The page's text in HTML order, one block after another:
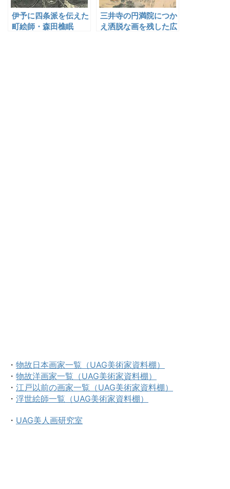
伊予に四条派を伝えた
町絵師・森田樵眠
三井寺の円満院につか
え洒脱な画を残した広
・ 物故日本画家一覧（UAG美術家資料棚）
・ 物故洋画家一覧（UAG美術家資料棚）
・ 江戸以前の画家一覧（UAG美術家資料棚）
・ 浮世絵師一覧（UAG美術家資料棚）
・ UAG美人画研究室